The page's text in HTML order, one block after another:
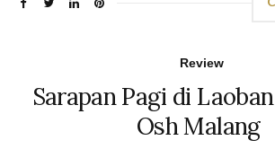
Review
Sarapan Pagi di
Osh Malang